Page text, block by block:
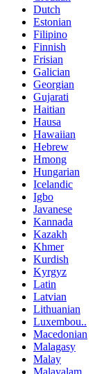
Dutch
Estonian
Filipino
Finnish
Frisian
Galician
Georgian
Gujarati
Haitian
Hausa
Hawaiian
Hebrew
Hmong
Hungarian
Icelandic
Igbo
Javanese
Kannada
Kazakh
Khmer
Kurdish
Kyrgyz
Latin
Latvian
Lithuanian
Luxembou..
Macedonian
Malagasy
Malay